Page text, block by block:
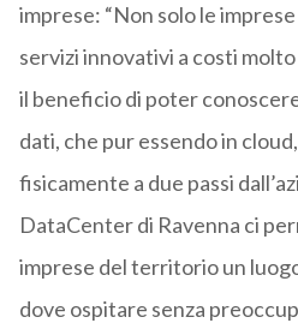
imprese: “Non solo le
servizi innovativi a costi
il beneficio di poter
dati, che pur essendo in
fisicamente a due passi
DataCenter di Ravenna ci
imprese del territorio un
dove ospitare senza